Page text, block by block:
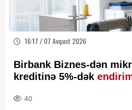
16:17 / 07 Avqust 2026
Birbank Biznes-dən
kreditinə 5%-dək
40